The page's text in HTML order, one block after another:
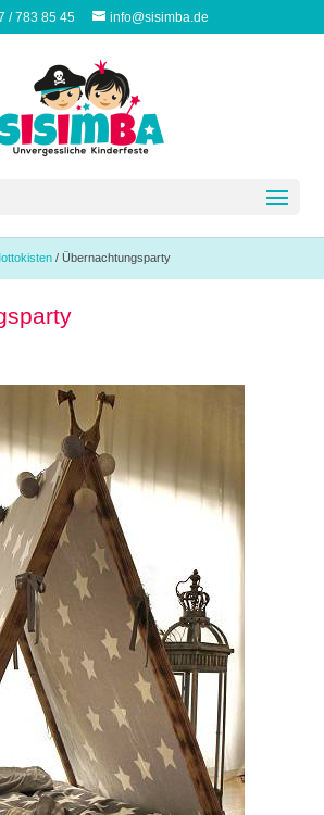
/ 783 85 45 info@sisimba.de
/Übernachtungsparty